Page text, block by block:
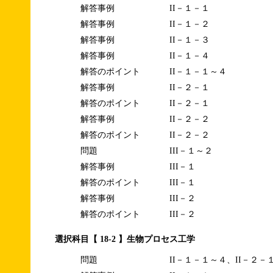
解答事例
II－１－１
解答事例
II－１－２
解答事例
II－１－３
解答事例
II－１－４
解答のポイント
II－１－１～４
解答事例
II－２－１
解答のポイント
II－２－１
解答事例
II－２－２
解答のポイント
II－２－２
問題
III－１～２
解答事例
III－１
解答のポイント
III－１
解答事例
III－２
解答のポイント
III－２
選択科目【 18-2 】生物プロセス工学
問題
II－１－１～４、II－２－